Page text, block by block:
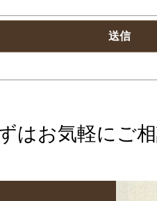
はお気軽にご相